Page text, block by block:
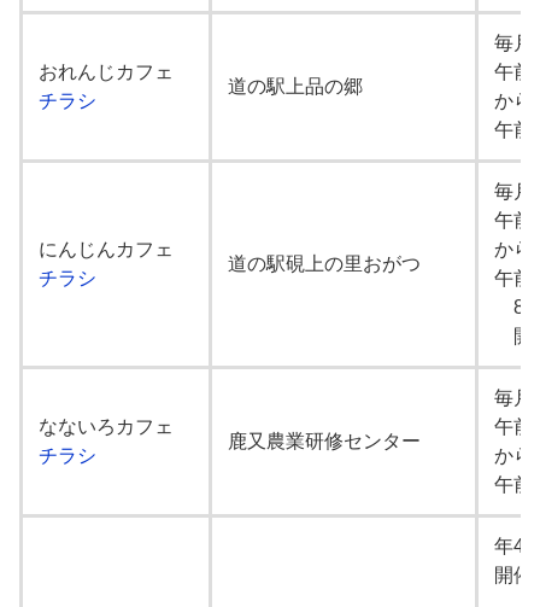
おれんじカフェ
チラシ
道の駅上品の郷
毎月
午前
から
午前
にんじんカフェ
チラシ
道の駅硯上の里おがつ
毎月
午前
から
午前
8
開
なないろカフェ
チラシ
鹿又農業研修センター
毎月
午前
から
午前
年4
開催